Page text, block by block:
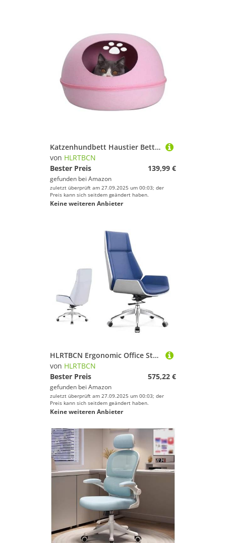
Katzenhundbett Haustier Bett Zwinger Hunde Katzenbett Höhle Schlafsack Reißverschluss Aqiong
von HLRTBCN
Bester Preis
139,99 €
gefunden bei Amazon
zuletzt überprüft am 27.09.2025 um 00:03; der
Preis kann sich seitdem geändert haben.
Keine weiteren Anbieter
HLRTBCN Ergonomic Office Stuhl Arbeit drehbarer Schreibtisch Verstellbarer PU Leder Schreibtisch mit Rädern Computer Executive Drehaufgabe Komfort Aqiong
von HLRTBCN
Bester Preis
575,22 €
gefunden bei Amazon
zuletzt überprüft am 27.09.2025 um 00:03; der
Preis kann sich seitdem geändert haben.
Keine weiteren Anbieter